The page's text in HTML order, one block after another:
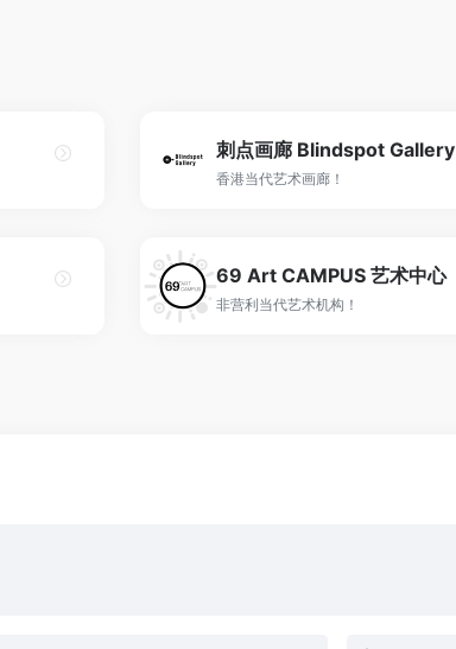
刺点画廊 Blindspot Gallery
香港当代艺术画廊！
69 Art CAMPUS 艺术中心
非营利当代艺术机构！